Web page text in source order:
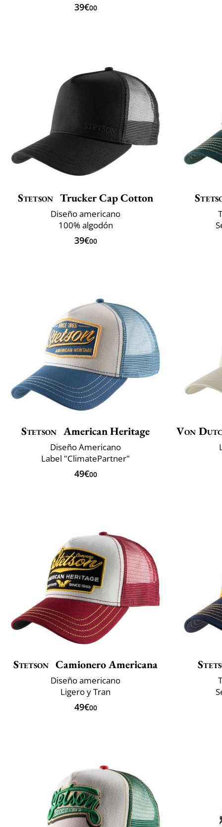
39€00
Stetson Trucker Cap Cotton
Diseño americano
100% algodón
39€00
Stetson American Heritage
Diseño Americano
Label "ClimatePartner"
49€00
Von
Stetson Camionero Americana
Diseño americano
Ligero y Tran
49€00